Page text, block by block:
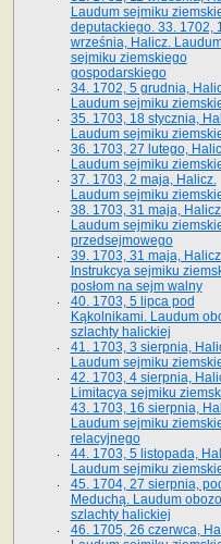
Laudum sejmiku
deputackiego. 33. 1702,
września, Halicz.
sejmiku ziemskiego
gospodarskiego
34. 1702, 5 grudnia,
Laudum sejmiku
35. 1703, 18 stycznia,
Laudum sejmiku
36. 1703, 27 lutego,
Laudum sejmiku
37. 1703, 2 maja, Halicz.
Laudum sejmiku
38. 1703, 31 maja,
Laudum sejmiku
przedsejmowego
39. 1703, 31 maja,
Instrukcya sejmiku
posłom na sejm walny
40. 1703, 5 lipca pod
Kąkolnikami. Laudum
szlachty halickiej
41­. 1703, 3 sierpnia,
Laudum sejmiku
42. 1703, 4 sierpnia,
Limitacya sejmiku
43. 1703, 16 sierpnia,
Laudum sejmiku
relacyjnego
44. 1703, 5 listopada,
Laudum sejmiku
45. 1704, 27 sierpnia,
Meduchą. Laudum
szlachty halickiej
46. 1705, 26 czerwca,